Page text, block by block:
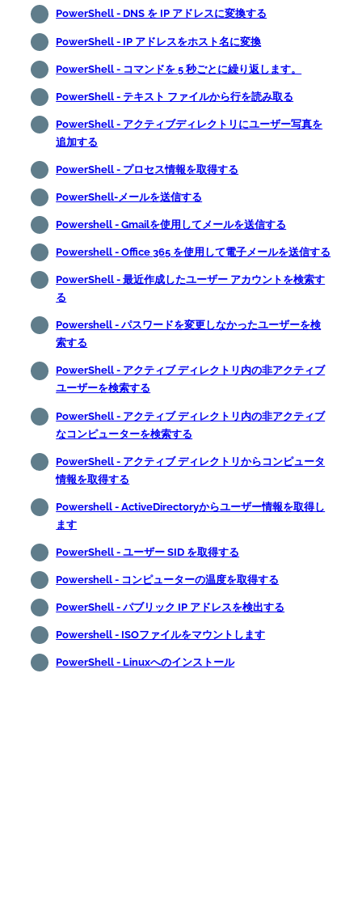
PowerShell - DNS を IP アドレスに変換する
PowerShell - IP アドレスをホスト名に変換
PowerShell - コマンドを 5 秒ごとに繰り返します。
PowerShell - テキスト ファイルから行を読み取る
PowerShell - アクティブディレクトリにユーザー写真を
追加する
PowerShell - プロセス情報を取得する
PowerShell-メールを送信する
Powershell - Gmailを使用してメールを送信する
Powershell - Office 365 を使用して電子メールを送信する
PowerShell - 最近作成したユーザー アカウントを検索す
る
Powershell - パスワードを変更しなかったユーザーを検
索する
PowerShell - アクティブ ディレクトリ内の非アクティブ
ユーザーを検索する
PowerShell - アクティブ ディレクトリ内の非アクティブ
なコンピューターを検索する
PowerShell - アクティブ ディレクトリからコンピュータ
情報を取得する
Powershell - ActiveDirectoryからユーザー情報を取得し
ます
PowerShell - ユーザー SID を取得する
Powershell - コンピューターの温度を取得する
PowerShell - パブリック IP アドレスを検出する
Powershell - ISOファイルをマウントします
PowerShell - Linuxへのインストール